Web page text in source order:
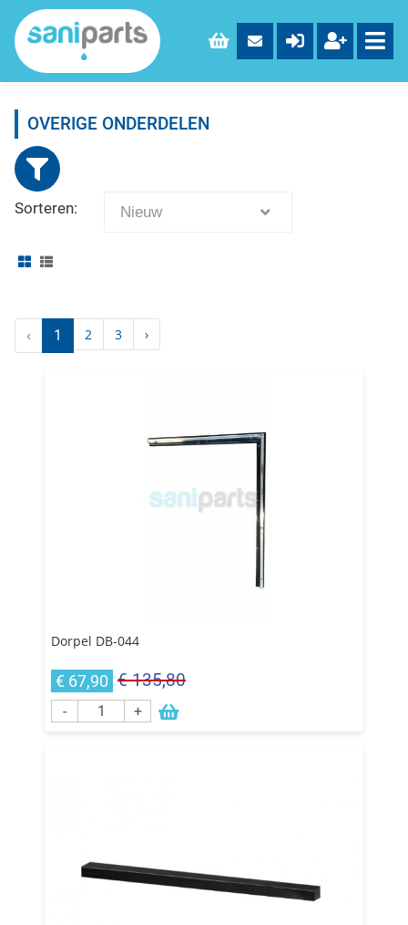
OVERIGE ONDERDELEN
Sorteren: Nieuw
‹ 1 2 3 ›
Dorpel DB-044
€ 67,90 € 135,80
- +